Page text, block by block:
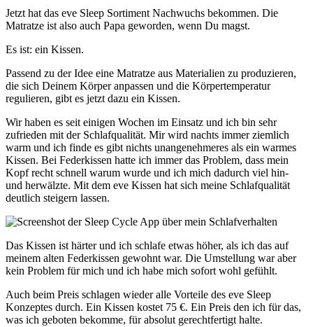
Jetzt hat das eve Sleep Sortiment Nachwuchs bekommen. Die
Matratze ist also auch Papa geworden, wenn Du magst.
Es ist: ein Kissen.
Passend zu der Idee eine Matratze aus Materialien zu produzieren,
die sich Deinem Körper anpassen und die Körpertemperatur
regulieren, gibt es jetzt dazu ein Kissen.
Wir haben es seit einigen Wochen im Einsatz und ich bin sehr
zufrieden mit der Schlafqualität. Mir wird nachts immer ziemlich
warm und ich finde es gibt nichts unangenehmeres als ein warmes
Kissen. Bei Federkissen hatte ich immer das Problem, dass mein
Kopf recht schnell warum wurde und ich mich dadurch viel hin-
und herwälzte. Mit dem eve Kissen hat sich meine Schlafqualität
deutlich steigern lassen.
Das Kissen ist härter und ich schlafe etwas höher, als ich das auf
meinem alten Federkissen gewohnt war. Die Umstellung war aber
kein Problem für mich und ich habe mich sofort wohl gefühlt.
Auch beim Preis schlagen wieder alle Vorteile des eve Sleep
Konzeptes durch. Ein Kissen kostet 75 €. Ein Preis den ich für das,
was ich geboten bekomme, für absolut gerechtfertigt halte.